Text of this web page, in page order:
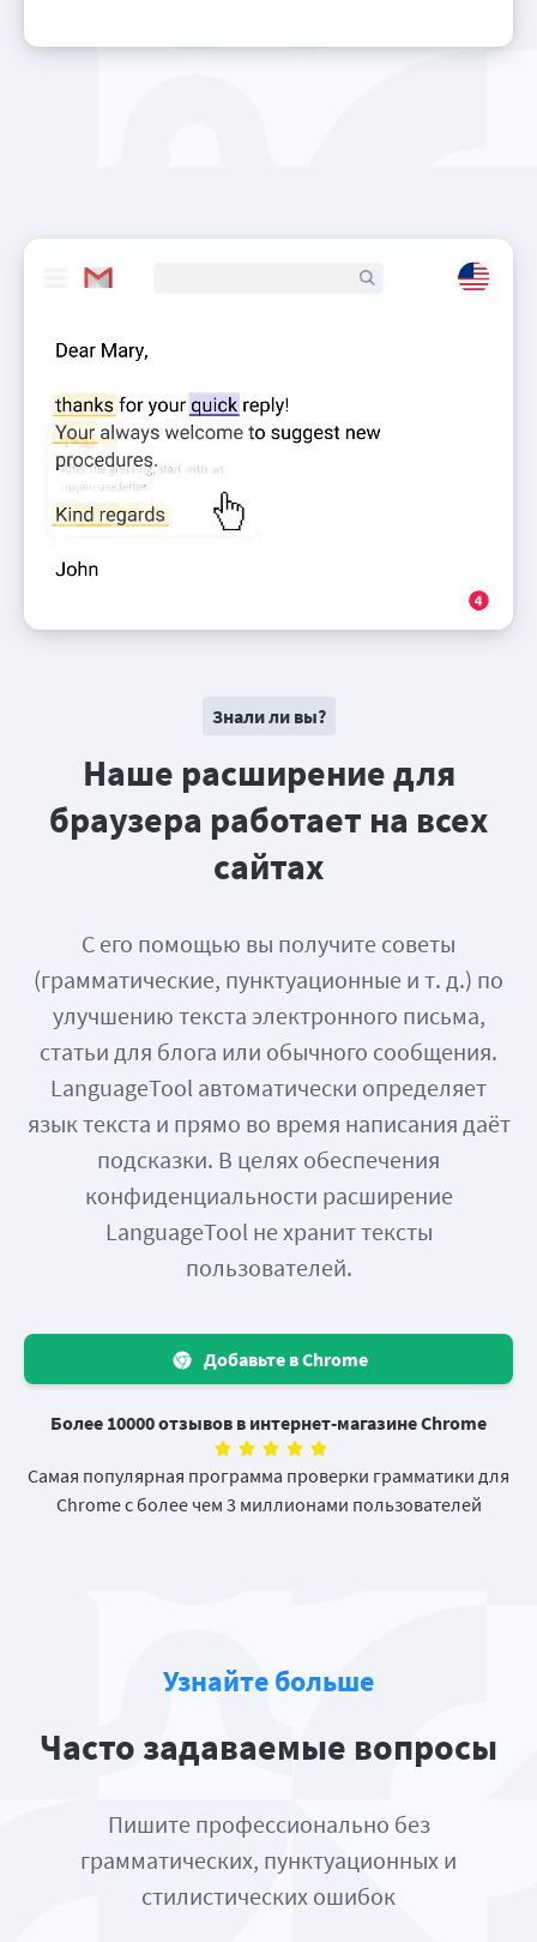
Знали ли вы?
Наше расширение для
браузера работает на всех
сайтах
С его помощью вы получите советы
(грамматические, пунктуационные и т. д.) по
улучшению текста электронного письма,
статьи для блога или обычного сообщения.
LanguageTool автоматически определяет
язык текста и прямо во время написания даёт
подсказки. В целях обеспечения
конфиденциальности расширение
LanguageTool не хранит тексты
пользователей.
Добавьте в Chrome
Более 10000 отзывов в интернет-магазине Chrome
Самая популярная программа проверки грамматики для
Chrome с более чем 3 миллионами пользователей
Узнайте больше
Часто задаваемые вопросы
Пишите профессионально без
грамматических, пунктуационных и
стилистических ошибок